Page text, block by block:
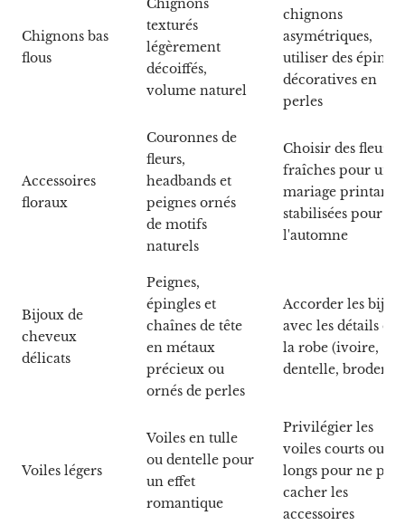
Chignons bas
flous
Chignons
texturés
légèrement
décoiffés,
volume naturel
chignons
asymétriques,
utiliser des
décoratives en
perles
Accessoires
floraux
Couronnes de
fleurs,
headbands et
peignes ornés
de motifs
naturels
Choisir des fleurs
fraîches pour un
mariage
stabilisées pour
l'automne
Bijoux de
cheveux
délicats
Peignes,
épingles et
chaînes de tête
en métaux
précieux ou
ornés de perles
Accorder les
avec les détails de
la robe (ivoire,
dentelle, broderie)
Voiles légers
Voiles en tulle
ou dentelle pour
un effet
romantique
Privilégier les
voiles courts ou
longs pour ne pas
cacher les
accessoires